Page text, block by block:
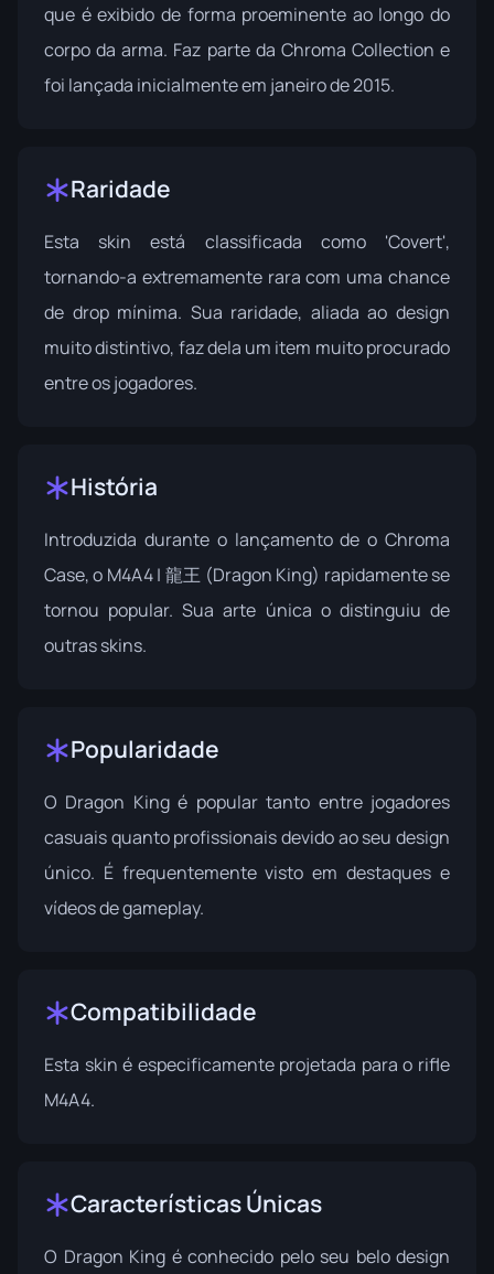
que é exibido de forma proeminente ao longo do
corpo da arma. Faz parte da Chroma Collection e
foi lançada inicialmente em janeiro de 2015.
Raridade
Esta skin está classificada como 'Covert',
tornando-a extremamente rara com uma chance
de drop mínima. Sua raridade, aliada ao design
muito distintivo, faz dela um item muito procurado
entre os jogadores.
História
Introduzida durante o lançamento deo Chroma
Case, o M4A4 | 龍王 (Dragon King) rapidamente se
tornou popular. Sua arte única o distinguiu de
outras skins.
Popularidade
O Dragon King é popular tanto entre jogadores
casuais quanto profissionais devido ao seu design
único. É frequentemente visto em destaques e
vídeos de gameplay.
Compatibilidade
Esta skin é especificamente projetada para o rifle
M4A4.
Características Únicas
O Dragon King é conhecido pelo seu belo design